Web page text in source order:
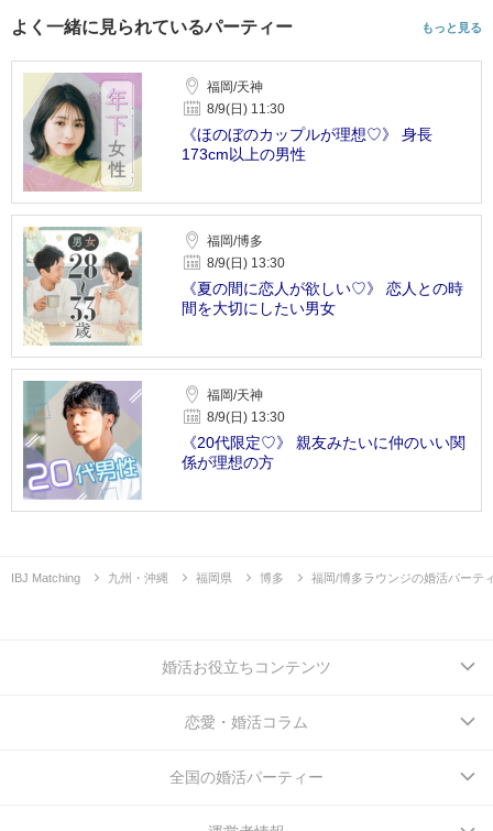
よく一緒に見られているパーティー もっと見る
福岡/天神
8/9(日) 11:30
《ほのぼのカップルが理想♡》 身長
173cm以上の男性
福岡/博多
8/9(日) 13:30
《夏の間に恋人が欲しい♡》 恋人との時
間を大切にしたい男女
福岡/天神
8/9(日) 13:30
《20代限定♡》 親友みたいに仲のいい関
係が理想の方
IBJ Matching 九州・沖縄 福岡県 博多 福岡/博多ラウンジの婚活パーテ
婚活お役立ちコンテンツ
恋愛・婚活コラム
全国の婚活パーティー